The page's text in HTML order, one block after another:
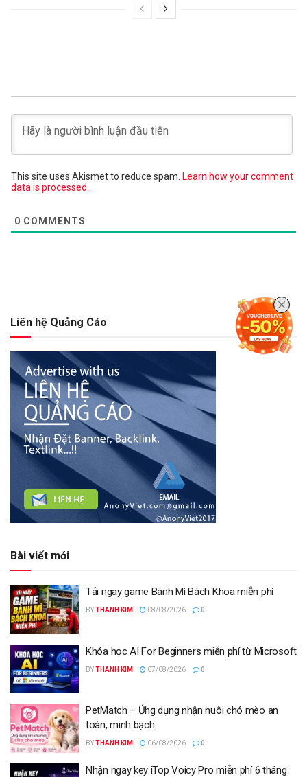
This site uses Akismet to reduce spam. Learn how your comment
data is processed.
0 COMMENTS
Liên hệ Quảng Cáo
Bài viết mới
Tải ngay game Bánh Mì Bách Khoa miễn phí
BYTHANH KIM 08/08/2026 0
Khóa học AI For Beginners miễn phí từ Microsoft
BYTHANH KIM 07/08/2026 0
PetMatch – Ứng dụng nhận nuôi chó mèo an
toàn, minh bạch
BYTHANH KIM 06/08/2026 0
Nhận ngay key iTop Voicy Pro miễn phí 6 tháng